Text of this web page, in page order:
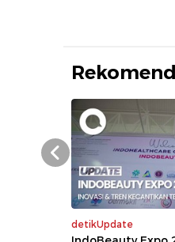
detikUpdate
Prev